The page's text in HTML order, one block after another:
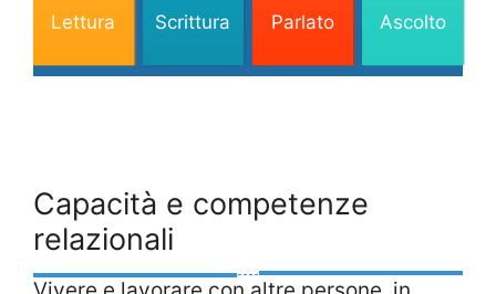
Lettura Scrittura Parlato Ascolto
Capacità e competenze
relazionali